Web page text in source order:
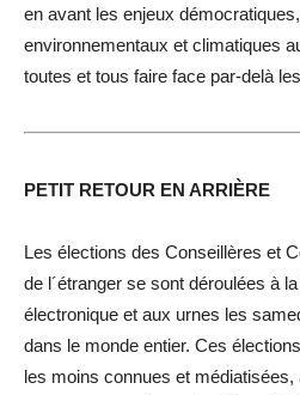
en avant les enjeux
environnementaux et climatiques
toutes et tous faire face par-delà
PETIT RETOUR EN ARRIÈRE
Les élections des Conseillères et
de l´étranger se sont déroulées à
électronique et aux urnes les
dans le monde entier. Ces
les moins connues et médiatisées,